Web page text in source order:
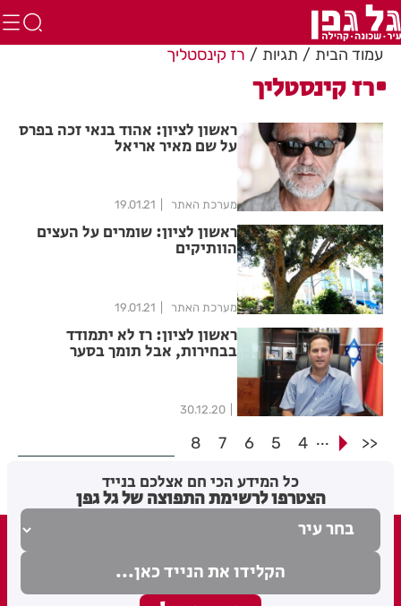
עמוד הבית תגיות רז קינסטליך
רז קינסטליך
ראשון לציון: אהוד בנאי זכה בפרס
על שם מאיר אריאל
מערכת האתר 19.01.21
ראשון לציון: שומרים על העצים
הוותיקים
מערכת האתר 19.01.21
ראשון לציון: רז לא יתמודד
בבחירות, אבל תומך בסער
30.12.20
<<
...
4
5
6
7
8
כל המידע הכי חם אצלכם בנייד
הצטרפו לרשימת התפוצה של גל גפן